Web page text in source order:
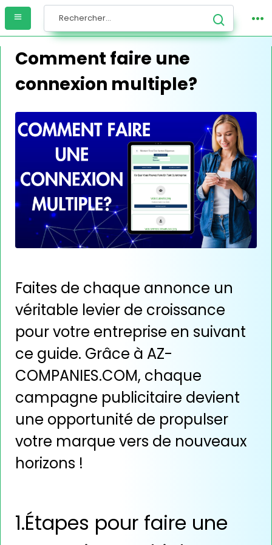
Comment faire une
connexion multiple?
Faites de chaque annonce un
véritable levier de croissance
pour votre entreprise en suivant
ce guide. Grâce à AZ-
COMPANIES.COM, chaque
campagne publicitaire devient
une opportunité de propulser
votre marque vers de nouveaux
horizons !
1.Étapes pour faire une